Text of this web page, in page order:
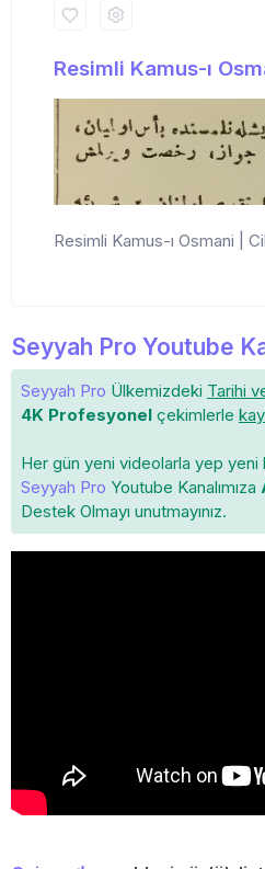
Resimli Kamus-ı
Resimli Kamus-ı Osmani |
Seyyah Pro Youtube
Seyyah Pro Ülkemizdeki Tarihi
4K Profesyonel çekimlerle
Her gün yeni videolarla yep yeni
Seyyah Pro Youtube Kanalımıza
Destek Olmayı unutmayınız.